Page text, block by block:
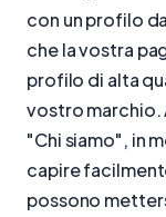
con un profilo
che la vostra
profilo di alta
vostro marchio.
"Chi siamo", in
capire
possono